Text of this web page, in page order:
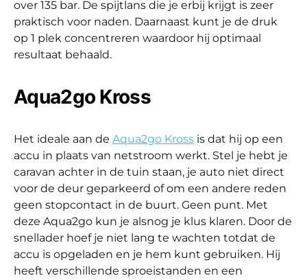
over 135 bar. De spijtlans die je erbij krijgt is zeer
praktisch voor naden. Daarnaast kunt je de druk
op 1 plek concentreren waardoor hij optimaal
resultaat behaald.
Aqua2go Kross
Het ideale aan de Aqua2go Kross is dat hij op een
accu in plaats van netstroom werkt. Stel je hebt je
caravan achter in de tuin staan, je auto niet direct
voor de deur geparkeerd of om een andere reden
geen stopcontact in de buurt. Geen punt. Met
deze Aqua2go kun je alsnog je klus klaren. Door de
snellader hoef je niet lang te wachten totdat de
accu is opgeladen en je hem kunt gebruiken. Hij
heeft verschillende sproeistanden en een